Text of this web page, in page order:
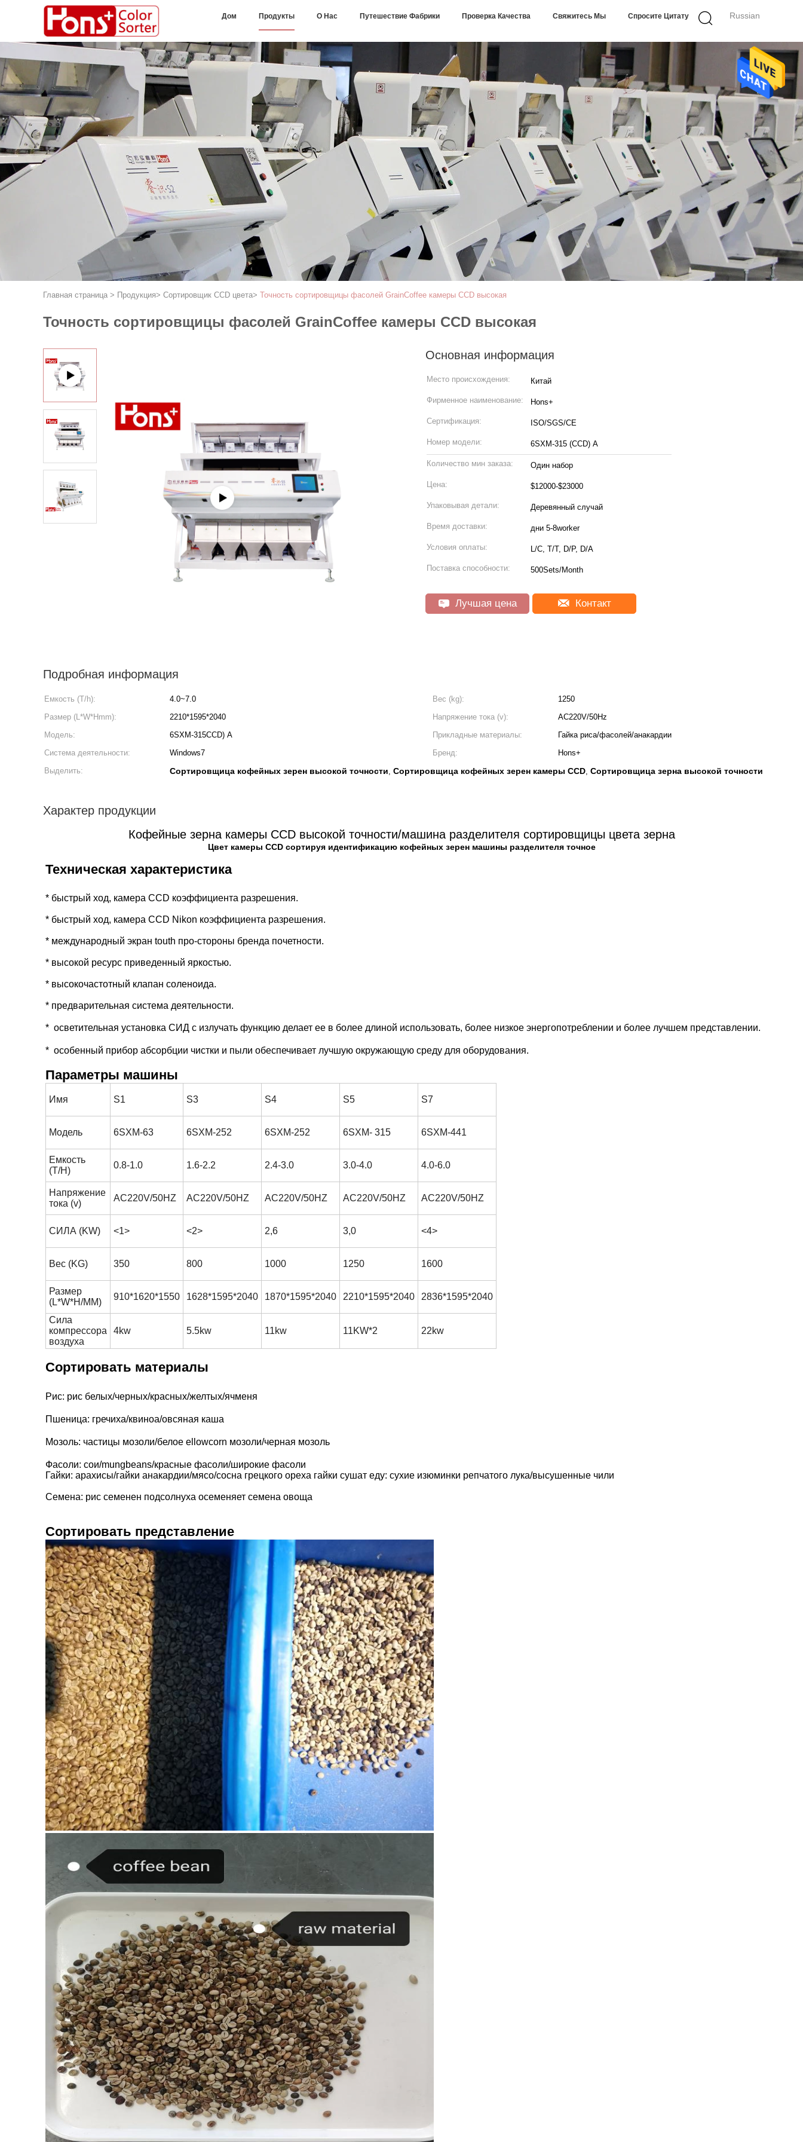
Russian
Дом Продукты О Нас Путешествие Фабрики Проверка Качества Свяжитесь Мы Спросите Цитату
Главная страница > Продукция> Сортировщик CCD цвета> Точность сортировщицы фасолей GrainCoffee камеры CCD высокая
Точность сортировщицы фасолей GrainCoffee камеры CCD высокая
Основная информация
Место происхождения: Китай
Фирменное наименование: Hons+
Сертификация: ISO/SGS/CE
Номер модели: 6SXM-315 (CCD) A
Количество мин заказа: Один набор
Цена: $12000-$23000
Упаковывая детали: Деревянный случай
Время доставки: дни 5-8worker
Условия оплаты: L/C, T/T, D/P, D/A
Поставка способности: 500Sets/Month
Лучшая цена Контакт
Подробная информация
Емкость (T/h): 4.0~7.0 Вес (kg):
1250
Размер (L*W*Hmm):
2210*1595*2040 Напряжение тока (v):
AC220V/50Hz
Модель:
6SXM-315CCD) A Прикладные материалы:
Гайка риса/фасолей/анакардии
Система деятельности:
Windows7 Бренд:
Hons+
Выделить:
Сортировщица кофейных зерен высокой точности, Сортировщица кофейных зерен камеры CCD, Сортировщица зерна высокой точности
Характер продукции
Кофейные зерна камеры CCD высокой точности/машина разделителя сортировщицы цвета зерна
Цвет камеры CCD сортируя идентификацию кофейных зерен машины разделителя точное
Техническая характеристика
* быстрый ход, камера CCD коэффициента разрешения.
* быстрый ход, камера CCD Nikon коэффициента разрешения.
* международный экран touth про-стороны бренда почетности.
* высокой ресурс приведенный яркостью.
* высокочастотный клапан соленоида.
* предварительная система деятельности.
*  осветительная установка СИД с излучать функцию делает ее в более длиной использовать, более низкое энергопотреблении и более лучшем представлении.
*  особенный прибор абсорбции чистки и пыли обеспечивает лучшую окружающую среду для оборудования.
Параметры машины
Имя S1 S3 S4 S5 S7
Модель 6SXM-63 6SXM-252 6SXM-252 6SXM- 315 6SXM-441
Емкость
(T/H)
0.8-1.0 1.6-2.2 2.4-3.0 3.0-4.0 4.0-6.0
Напряжение
тока (v)
AC220V/50HZ AC220V/50HZ AC220V/50HZ AC220V/50HZ AC220V/50HZ
СИЛА (KW) <1> <2> 2,6 3,0 <4>
Вес (KG) 350 800 1000 1250 1600
Размер
(L*W*H/MM)
910*1620*1550 1628*1595*2040 1870*1595*2040 2210*1595*2040 2836*1595*2040
Сила
компрессора
воздуха
4kw 5.5kw 11kw 11KW*2 22kw
Сортировать материалы
Рис: рис белых/черных/красных/желтых/ячменя
Пшеница: гречиха/квиноа/овсяная каша
Мозоль: частицы мозоли/белое ellowcorn мозоли/черная мозоль
Фасоли: сои/mungbeans/красные фасоли/широкие фасоли
Гайки: арахисы/гайки анакардии/мясо/сосна грецкого ореха гайки сушат еду: сухие изюминки репчатого лука/высушенные чили
Семена: рис семенен подсолнуха осеменяет семена овоща
Сортировать представление